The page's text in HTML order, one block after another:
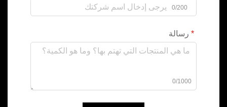
0/200
رسالة
0/1000